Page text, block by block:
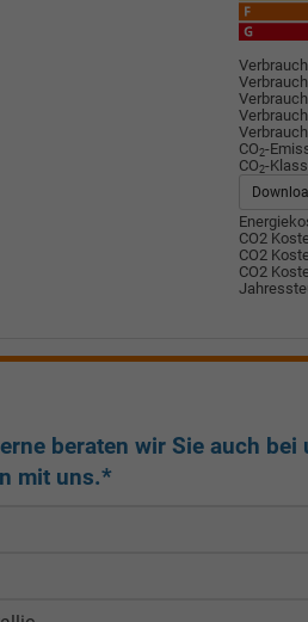
CO2-
CO2-
CO2
CO2
CO2
beraten wir Sie auch
mit uns.*